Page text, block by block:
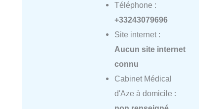
Téléphone :
+33243079696
Site internet :
Aucun site internet
connu
Cabinet Médical
d'Aze à domicile :